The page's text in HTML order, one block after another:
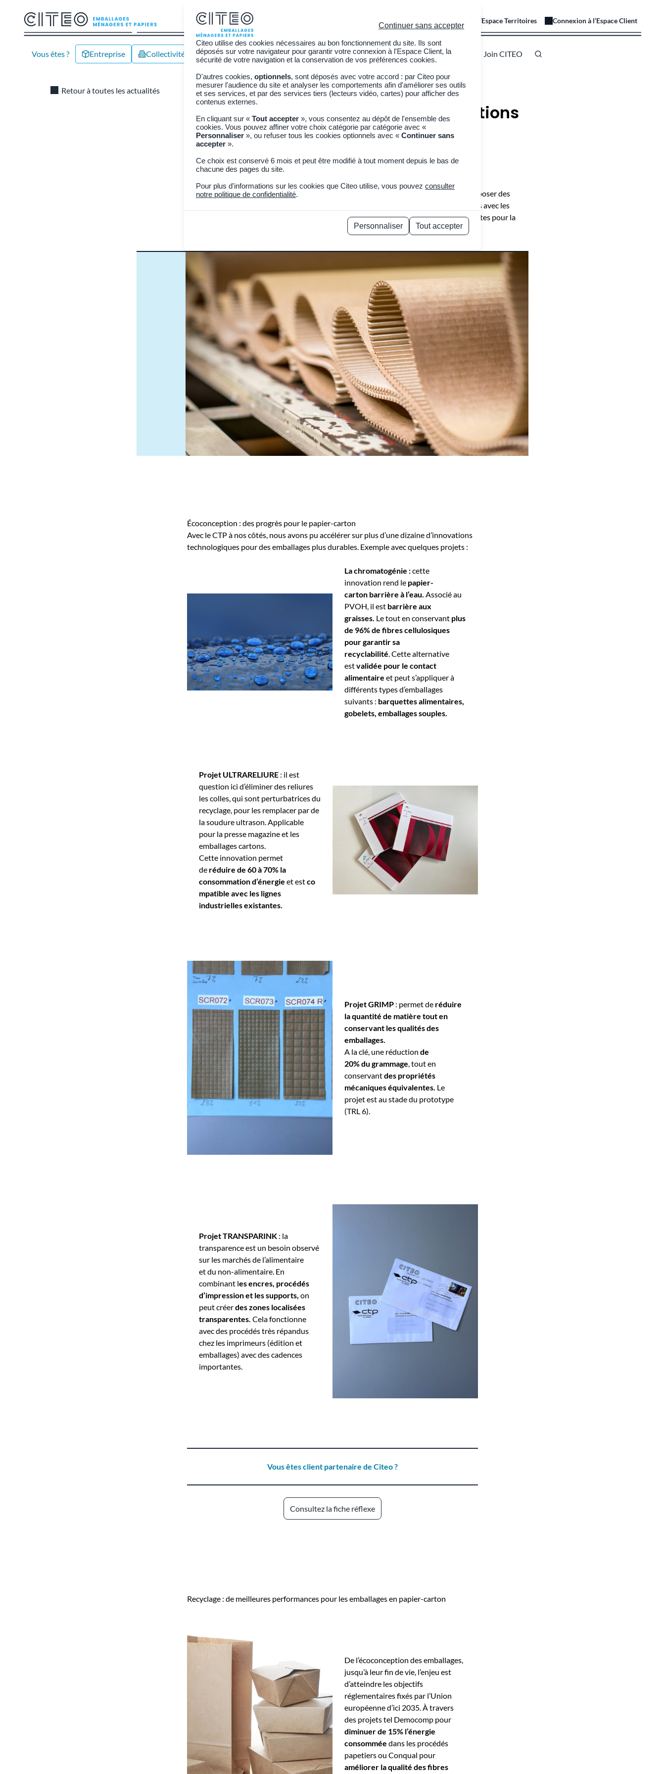
Connexion à l’Espace Territoires Connexion à l’Espace Client
Vous êtes ? Entreprise Collectivité/Territoire Citoyen Découvrir CITEO Actualités Adhérer à CITEO Join CITEO
Retour à toutes les actualités
réduction
Partenariat CTP x CITEO : des innovations
pour la filière papier-carton
2 juin 2026 Copier le lien
Depuis 2022, Citeo collabore avec le Centre Technique du Papier (CTP). L’objectif ? Proposer des
alternatives durables, techniquement fiables, économiquement réalistes et compatibles avec les
filières de recyclage existantes. On fait le point sur les avancées concrètes et structurantes pour la
Écoconception : des progrès pour le papier-carton
Avec le CTP à nos côtés, nous avons pu accélérer sur plus d’une dizaine d’innovations
technologiques pour des emballages plus durables. Exemple avec quelques projets :
La chromatogénie :cette
innovation rend le papier-
carton barrière à l’eau. Associé au
PVOH, il est barrière aux
graisses. Le tout en conservant plus
de 96% de fibres cellulosiques
pour garantir sa
recyclabilité. Cette alternative
estvalidée pour le contact
alimentaire et peut s’appliquer à
différents types d’emballages
suivants : barquettes alimentaires,
gobelets, emballages souples.
Projet ULTRARELIURE: il est
question ici d’éliminer des reliures
les colles, qui sont perturbatrices du
recyclage, pour les remplacer par de
la soudure ultrason. Applicable
pour la presse magazine et les
emballages cartons.
Cette innovation permet
de réduire de 60 à 70% la
consommation d’énergie et estco
mpatible avec les lignes
industrielles existantes.
Projet GRIMP: permet de réduire
la quantité de matière tout en
conservant les qualités des
emballages.
A la clé, une réduction de
20% du grammage, tout en
conservantdes propriétés
mécaniques équivalentes. Le
projet est au stade du prototype
(TRL 6).
Projet TRANSPARINK: la
transparence est un besoin observé
sur les marchés de l’alimentaire
et du non-alimentaire. En
combinant les encres, procédés
d’impression et les supports, on
peut créerdes zones localisées
transparentes. Cela fonctionne
avec des procédés très répandus
chez les imprimeurs (édition et
emballages) avec des cadences
importantes.
Vous êtes client partenaire de Citeo ?
Consultez la fiche réflexe
Recyclage : de meilleures performances pour les emballages en papier-carton
De l’écoconception des emballages,
jusqu’à leur fin de vie, l’enjeu est
d’atteindre les objectifs
réglementaires fixés par l’Union
européenne d’ici 2035. À travers
des projets tel Democomp pour
diminuer de 15% l’énergie
consommée dans les procédés
papetiers ou Conqual pour
améliorer la qualité des fibres
Continuer sans accepter
Citeo utilise des cookies nécessaires au bon fonctionnement du site. Ils sont
déposés sur votre navigateur pour garantir votre connexion à l'Espace Client, la
sécurité de votre navigation et la conservation de vos préférences cookies.
D'autres cookies, optionnels, sont déposés avec votre accord : par Citeo pour
mesurer l'audience du site et analyser les comportements afin d'améliorer ses outils
et ses services, et par des services tiers (lecteurs vidéo, cartes) pour afficher des
contenus externes.
En cliquant sur « Tout accepter », vous consentez au dépôt de l'ensemble des
cookies. Vous pouvez affiner votre choix catégorie par catégorie avec «
Personnaliser », ou refuser tous les cookies optionnels avec « Continuer sans
accepter ».
Ce choix est conservé 6 mois et peut être modifié à tout moment depuis le bas de
chacune des pages du site.
Pour plus d'informations sur les cookies que Citeo utilise, vous pouvez consulter
notre politique de confidentialité.
Personnaliser
Tout accepter